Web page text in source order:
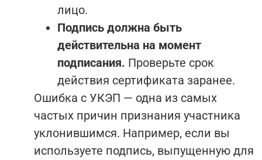
лицо.
Подпись должна быть
действительна на момент
подписания. Проверьте срок
действия сертификата заранее.
Ошибка с УКЭП — одна из самых
частых причин признания участника
уклонившимся. Например, если вы
используете подпись, выпущенную для